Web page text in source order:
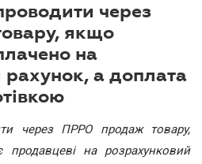
через
якщо
на
рахунок, а доплата
через ПРРО продаж товару,
на розрахунковий